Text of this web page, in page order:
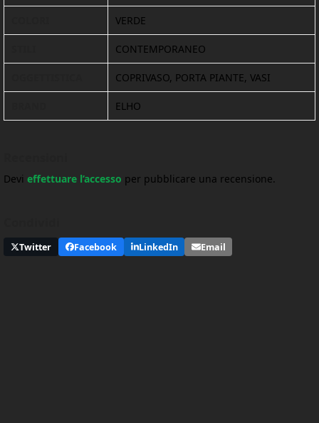
VERDE
CONTEMPORANEO
COPRIVASO, PORTA PIANTE, VASI
ELHO
Devi effettuare l’accesso per pubblicare una recensione.
Twitter Facebook LinkedIn Email